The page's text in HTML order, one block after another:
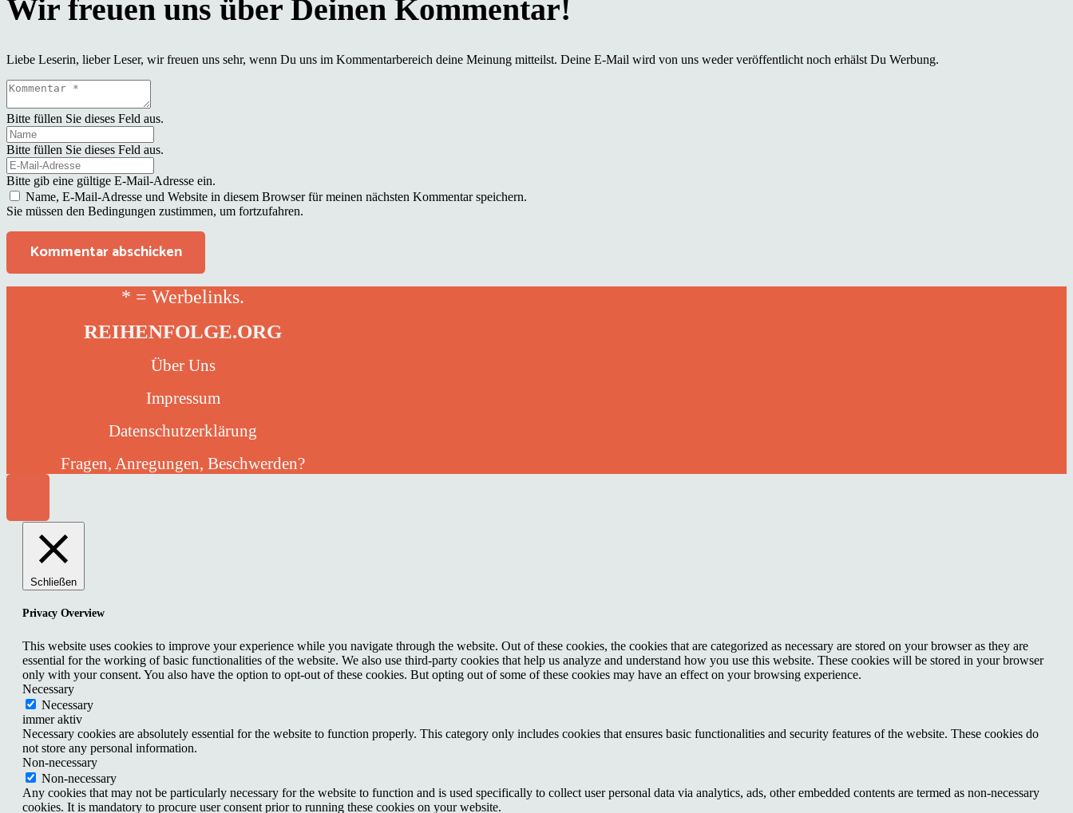
Liebe Leserin, lieber Leser, wir freuen uns sehr, wenn Du uns im Kommentarbereich deine Meinung mitteilst. Deine E-Mail wird von uns weder veröffentlicht noch erhälst Du Werbung.
Bitte füllen Sie dieses Feld aus.
Bitte füllen Sie dieses Feld aus.
Bitte gib eine gültige E-Mail-Adresse ein.
Name, E-Mail-Adresse und Website in diesem Browser für meinen nächsten Kommentar speichern.
Sie müssen den Bedingungen zustimmen, um fortzufahren.
Kommentar abschicken
* = Werbelinks.
REIHENFOLGE.ORG
Über Uns
Impressum
Datenschutzerklärung
Fragen, Anregungen, Beschwerden?
Schließen
Privacy Overview
This website uses cookies to improve your experience while you navigate through the website. Out of these cookies, the cookies that are categorized as necessary are stored on your browser as they are
essential for the working of basic functionalities of the website. We also use third-party cookies that help us analyze and understand how you use this website. These cookies will be stored in your browser
only with your consent. You also have the option to opt-out of these cookies. But opting out of some of these cookies may have an effect on your browsing experience.
Necessary
Necessary
immer aktiv
Necessary cookies are absolutely essential for the website to function properly. This category only includes cookies that ensures basic functionalities and security features of the website. These cookies do
not store any personal information.
Non-necessary
Non-necessary
Any cookies that may not be particularly necessary for the website to function and is used specifically to collect user personal data via analytics, ads, other embedded contents are termed as non-necessary
cookies. It is mandatory to procure user consent prior to running these cookies on your website.